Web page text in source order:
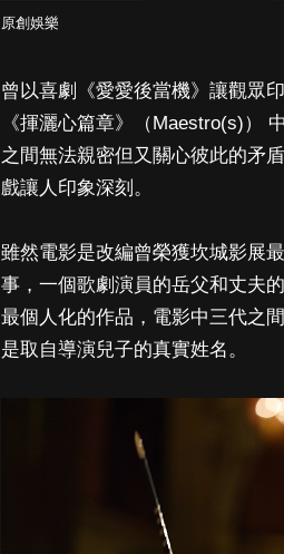
原創娛樂
曾以喜劇《愛愛後當機》讓觀眾
《揮灑心篇章》（Maestro(s)）
之間無法親密但又關心彼此的矛
戲讓人印象深刻。
雖然電影是改編曾榮獲坎城影展
事，一個歌劇演員的岳父和丈夫
最個人化的作品，電影中三代之
是取自導演兒子的真實姓名。